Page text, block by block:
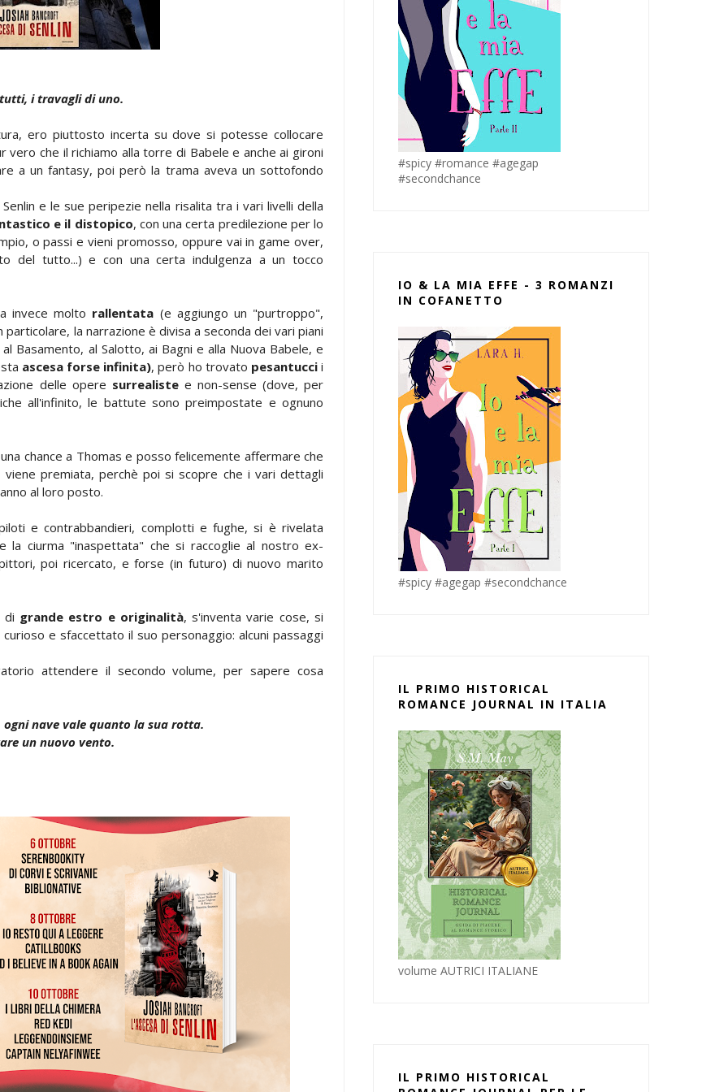
i travagli di uno.
ero piuttosto incerta su dove si potesse collocare
che il richiamo alla torre di Babele e anche ai gironi
a un fantasy, poi però la trama aveva un sottofondo
e le sue peripezie nella risalita tra i vari livelli della
e il distopico, con una certa predilezione per lo
o passi e vieni promosso, oppure vai in game over,
del tutto...) e con una certa indulgenza a un tocco
invece molto rallentata (e aggiungo un "purtroppo",
la narrazione è divisa a seconda dei vari piani
Basamento, al Salotto, ai Bagni e alla Nuova Babele, e
ascesa forse infinita), però ho trovato pesantuccii
delle opere surrealiste e non-sense (dove, per
all'infinito, le battute sono preimpostate e ognuno
chance a Thomas e posso felicemente affermare che
premiata, perchè poi si scopre che i vari dettagli
al loro posto.
e contrabbandieri, complotti e fughe, si è rivelata
la ciurma "inaspettata" che si raccoglie al nostro ex-
poi ricercato, e forse (in futuro) di nuovo marito
di grande estro e originalità, s'inventa varie cose, si
e sfaccettato il suo personaggio: alcuni passaggi
attendere il secondo volume, per sapere cosa
ogni nave vale quanto la sua rotta.
un nuovo vento.
#spicy #romance #agegap
#secondchance
IO & LA MIA EFFE - 3 ROMANZI
IN COFANETTO
#spicy #agegap #secondchance
IL PRIMO HISTORICAL
ROMANCE JOURNAL IN ITALIA
volume AUTRICI ITALIANE
IL PRIMO HISTORICAL